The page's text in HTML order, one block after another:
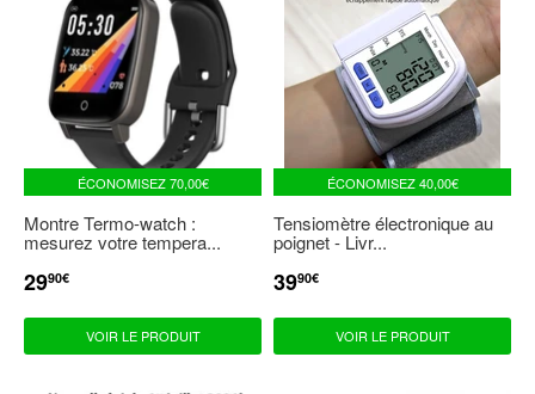
ÉCONOMISEZ70,00€
Montre Termo-watch :
mesurez votre tempera...
PRIX
2990€
VOIR LE PRODUIT
ÉCONOMISEZ40,00€
Tensiomètre électronique au
poignet - Livr...
PRIX
3990€
VOIR LE PRODUIT